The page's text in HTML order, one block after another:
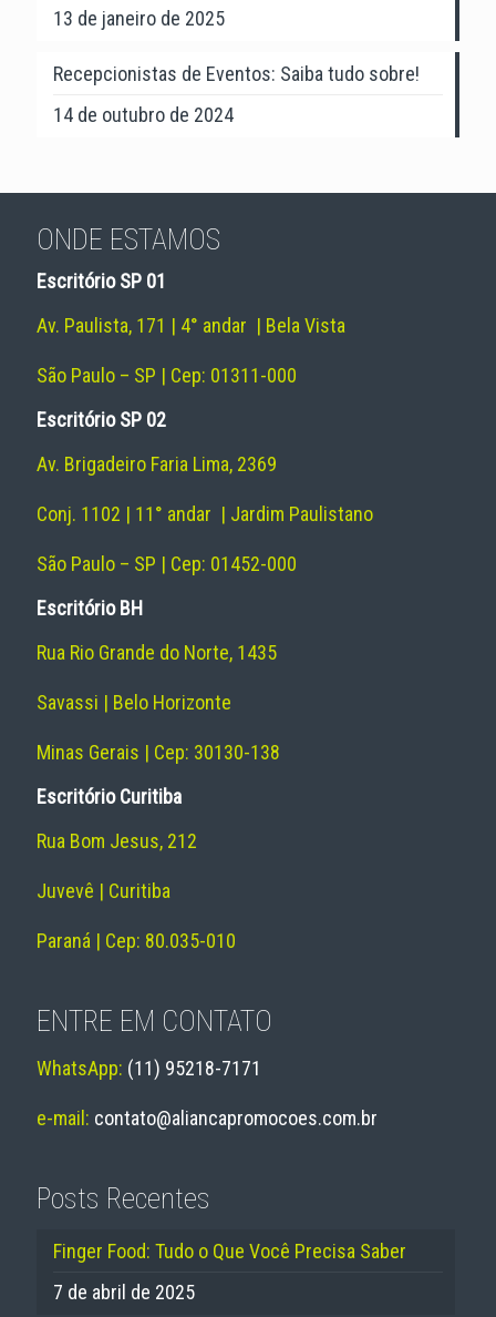
13 de janeiro de 2025
Recepcionistas de Eventos: Saiba tudo sobre!
14 de outubro de 2024
ONDE ESTAMOS
Escritório SP 01
Av. Paulista, 171 | 4° andar | Bela Vista
São Paulo – SP | Cep: 01311-000
Escritório SP 02
Av. Brigadeiro Faria Lima, 2369
Conj. 1102 | 11° andar | Jardim Paulistano
São Paulo – SP | Cep: 01452-000
Escritório BH
Rua Rio Grande do Norte, 1435
Savassi | Belo Horizonte
Minas Gerais | Cep: 30130-138
Escritório Curitiba
Rua Bom Jesus, 212
Juvevê | Curitiba
Paraná | Cep: 80.035-010
ENTRE EM CONTATO
WhatsApp: (11) 95218-7171
e-mail: contato@aliancapromocoes.com.br
Posts Recentes
Finger Food: Tudo o Que Você Precisa Saber
7 de abril de 2025